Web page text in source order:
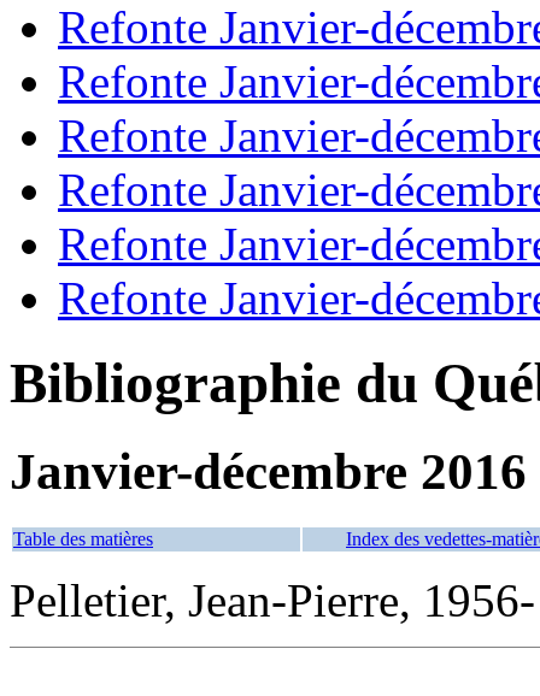
Refonte Janvier-
Refonte Janvier-
Refonte Janvier-
Refonte Janvier-
Refonte Janvier-
Refonte Janvier-
Bibliographie du
Janvier-décembre 2016
Table des matières Index des vedettes-
Pelletier, Jean-Pierre,